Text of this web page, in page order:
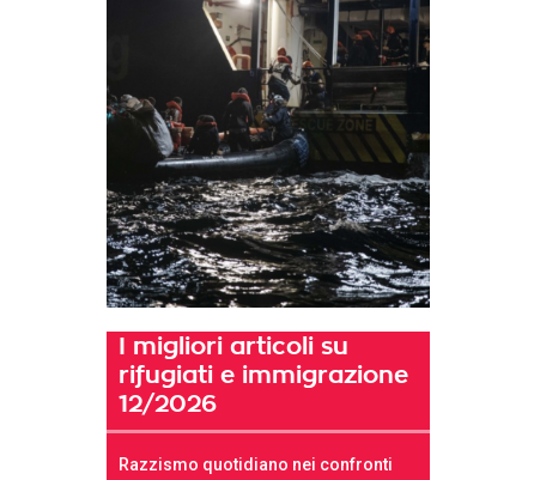
I migliori articoli su
rifugiati e immigrazione
12/2026
Razzismo quotidiano nei confronti